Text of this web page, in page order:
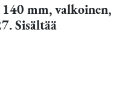
mm, valkoinen,
Sisältää